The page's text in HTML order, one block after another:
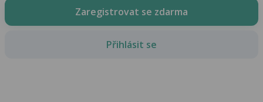
Zaregistrovat se zdarma
Přihlásit se